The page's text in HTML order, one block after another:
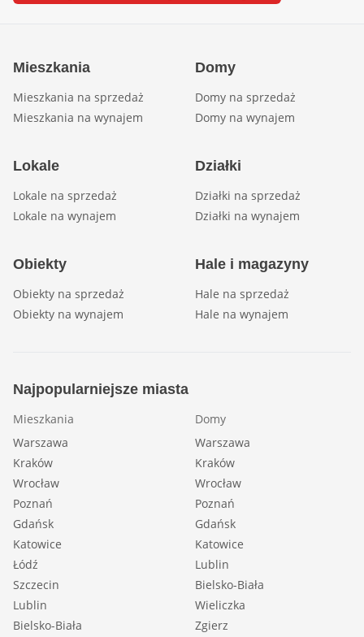
Mieszkania
Mieszkania na sprzedaż
Mieszkania na wynajem
Domy
Domy na sprzedaż
Domy na wynajem
Lokale
Lokale na sprzedaż
Lokale na wynajem
Działki
Działki na sprzedaż
Działki na wynajem
Obiekty
Obiekty na sprzedaż
Obiekty na wynajem
Hale i magazyny
Hale na sprzedaż
Hale na wynajem
Najpopularniejsze miasta
Mieszkania
Warszawa
Kraków
Wrocław
Poznań
Gdańsk
Katowice
Łódź
Szczecin
Lublin
Bielsko-Biała
Domy
Warszawa
Kraków
Wrocław
Poznań
Gdańsk
Katowice
Lublin
Bielsko-Biała
Wieliczka
Zgierz